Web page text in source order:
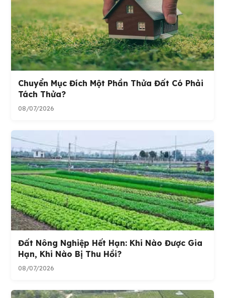
Chuyển Mục Đích Một Phần Thửa Đất Có Phải
Tách Thửa?
08/07/2026
Đất Nông Nghiệp Hết Hạn: Khi Nào Được Gia
Hạn, Khi Nào Bị Thu Hồi?
08/07/2026